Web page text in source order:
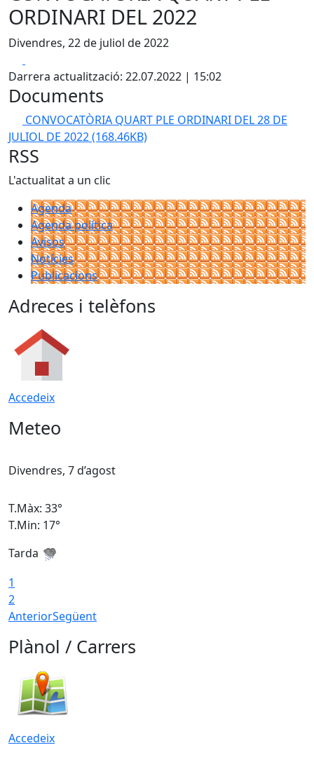
ORDINARI DEL 2022
Divendres, 22 de juliol de 2022
Darrera actualització: 22.07.2022 | 15:02
Documents
CONVOCATÒRIA QUART PLE ORDINARI DEL 28 DE
JULIOL DE 2022(168.46KB)
RSS
L'actualitat a un clic
Agenda
Agenda política
Avisos
Notícies
Publicacions
Adreces i telèfons
Accedeix
Meteo
Divendres, 7 d’agost
T.Màx: 33°
T.Min: 17°
Tarda
1
2
AnteriorSegüent
Plànol / Carrers
Accedeix